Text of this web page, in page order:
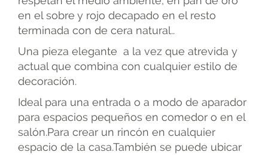
en el sobre y rojo decapado en el resto
terminada con de cera natural..
Una pieza elegante a la vez que atrevida y
actual que combina con cualquier estilo de
decoración.
Ideal para una entrada o a modo de aparador
para espacios pequeños en comedor o en el
salón.Para crear un rincón en cualquier
espacio de la casa.También se puede ubicar